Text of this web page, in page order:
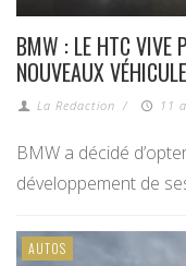
BMW : LE HTC VIVE
NOUVEAUX
La Redaction / 11
BMW a décidé
développement de
AUTOS